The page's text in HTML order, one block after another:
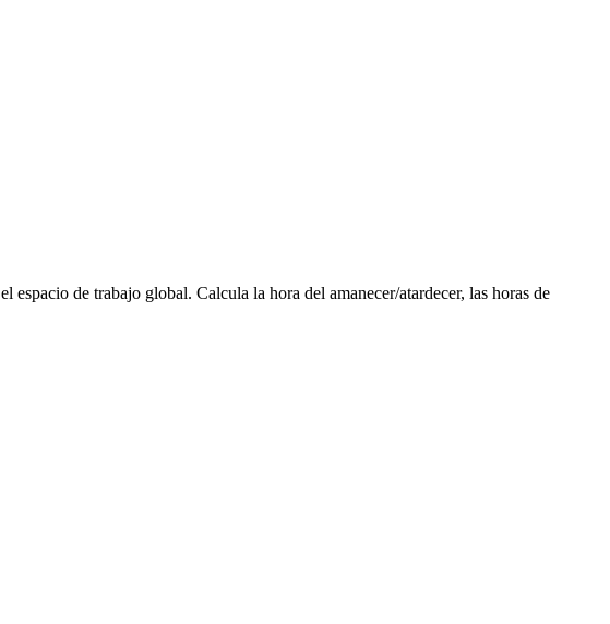
de trabajo global. Calcula la hora del amanecer/atardecer, las horas de